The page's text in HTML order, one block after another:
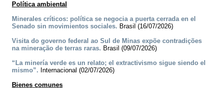
Política ambiental
Minerales críticos: política se negocia a puerta cerrada en el
Senado sin movimientos sociales. Brasil (16/07/2026)
Visita do governo federal ao Sul de Minas expõe contradições
na mineração de terras raras. Brasil (09/07/2026)
“La minería verde es un relato; el extractivismo sigue siendo el
mismo”. Internacional (02/07/2026)
Bienes comunes